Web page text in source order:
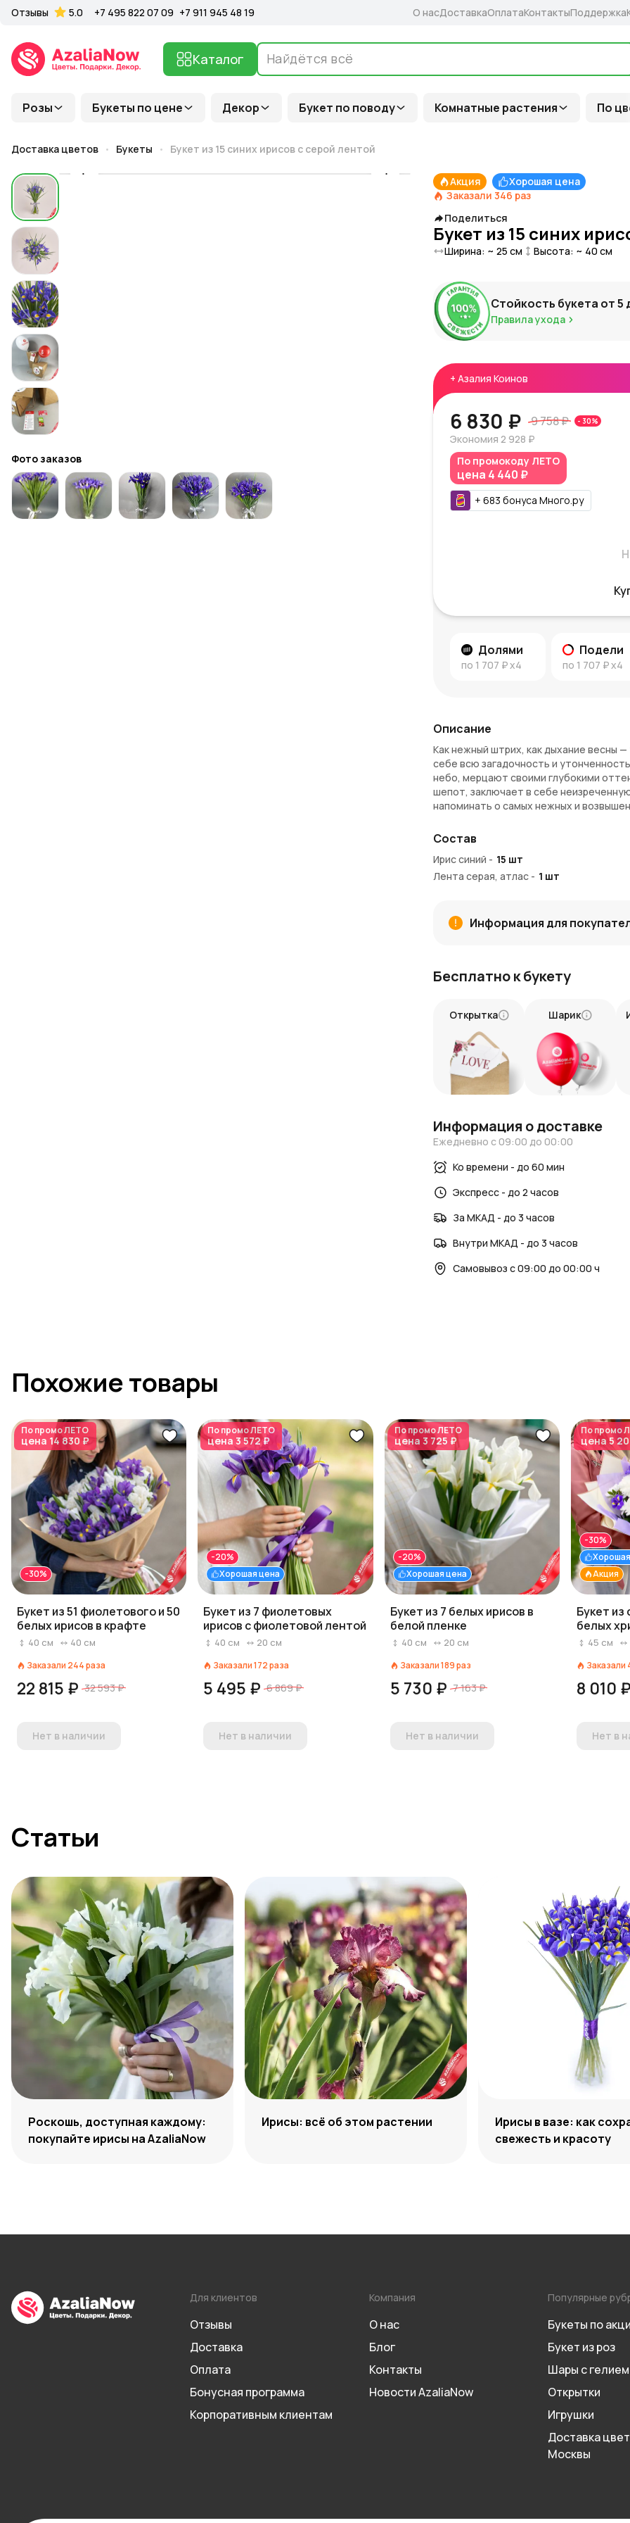
Розы Букеты по цене Декор Букет по поводу Комнатные растения По
Каталог
Отзывы 5.0 +7 495 822 07 09 +7 911 945 48 19 О насДоставкаОплатаКонтактыПоддержка
Доставка цветов Букеты Букет из 15 синих ирисов с серой лентой
Фото заказов
Акция
Хорошая цена
Заказали 346 раз
Поделиться
Букет из 15 синих
Ширина: ~ 25 см Высота: ~ 40 см
Стойкость букета от5
Правила ухода
+ Азалия Коинов
6 830 ₽ 9 758 ₽ - 30%
Экономия 2 928 ₽
По промокоду ЛЕТО
цена 4 440 ₽
+ 683 бонуса Много.ру
Долями
по 1 707 ₽x4
Подели
по 1 707 ₽x4
Описание
Как нежный штрих, как дыхание весны
себе всю загадочность и
небо, мерцают своими глубокими
шепот, заключает в себе
напоминать о самых нежных и
Цветовая палитра
особую утонченность.
Символика ирисов — ирисы
О заказе и доставке
гарантируя, что ваш букет прибудет в
Букет из синих ирисов — это целая
прекрасных синих ирисов. Подарите
вдохновения, выбрав этот стильный
Не упустите шанс порадовать тех,
каждый лепесток несет радость и тепло.
Состав
Ирис синий - 15 шт
Лента серая, атлас - 1 шт
Информация для
Бесплатно к букету
Открытка Шарик
Информация о доставке
Ежедневно с 09:00 до 00:00
Ко времени - до 60 мин
Экспресс - до 2 часов
За МКАД - до 3 часов
Внутри МКАД - до 3 часов
Самовывоз с 09:00 до 00:00 ч
Похожие товары
По промоЛЕТО
цена 14 830 ₽
-30%
Букет из 51 фиолетового и 50
белых ирисов в крафте
40 см 40 см
Заказали 244раза
22 815 ₽ 32 593 ₽
Нет в наличии
По промоЛЕТО
цена3 572 ₽
Хорошая цена
-20%
Букет из 7 фиолетовых
ирисов с фиолетовой лентой
40 см 20 см
Заказали172раза
5 495 ₽ 6 869 ₽
Нет в наличии
По промоЛЕТО
цена 3 725 ₽
Хорошая цена
-20%
Букет из 7 белых ирисов в
белой пленке
40 см 20 см
Заказали189раз
5 730 ₽ 7 163 ₽
Нет в наличии
По промо
цена5
Акция
-30%
Букет из
белых
весны»
45 см
Заказали
8 010 ₽
Нет в
Статьи
Роскошь, доступная каждому:
покупайте ирисы на AzaliaNow
Ирисы: всё об этом растении
Ирисы в вазе: как
свежесть и красоту
Для клиентов
Отзывы
Доставка
Оплата
Бонусная программа
Корпоративным клиентам
Компания
О нас
Блог
Контакты
Новости AzaliaNow
Популярные
Букеты по
Букет из роз
Шары с гелием
Открытки
Игрушки
Доставка
Москвы